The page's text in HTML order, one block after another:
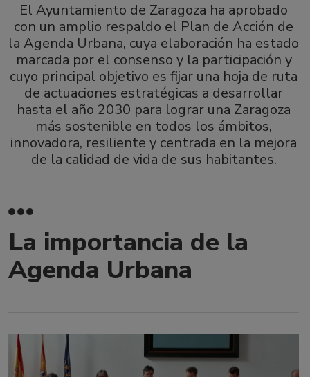
El Ayuntamiento de Zaragoza ha aprobado
con un amplio respaldo el Plan de Acción de
la Agenda Urbana, cuya elaboración ha estado
marcada por el consenso y la participación y
cuyo principal objetivo es fijar una hoja de ruta
de actuaciones estratégicas a desarrollar
hasta el año 2030 para lograr una Zaragoza
más sostenible en todos los ámbitos,
innovadora, resiliente y centrada en la mejora
de la calidad de vida de sus habitantes.
La importancia de la
Agenda Urbana